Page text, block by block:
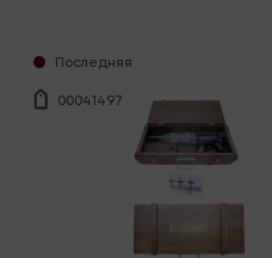
Последняя
00041497